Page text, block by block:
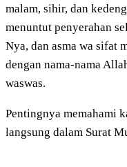
malam, sihir, dan
menuntut penyerahan
Nya, dan asma wa sifat
dengan nama-nama
waswas.
Pentingnya memahami
langsung dalam Surat